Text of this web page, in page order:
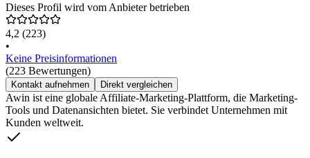
Dieses Profil wird vom Anbieter betrieben
4,2 (223)
•
Keine Preisinformationen
(223 Bewertungen)
Kontakt aufnehmen Direkt vergleichen
Awin ist eine globale Affiliate-Marketing-Plattform, die Marketing-
Tools und Datenansichten bietet. Sie verbindet Unternehmen mit
Kunden weltweit.